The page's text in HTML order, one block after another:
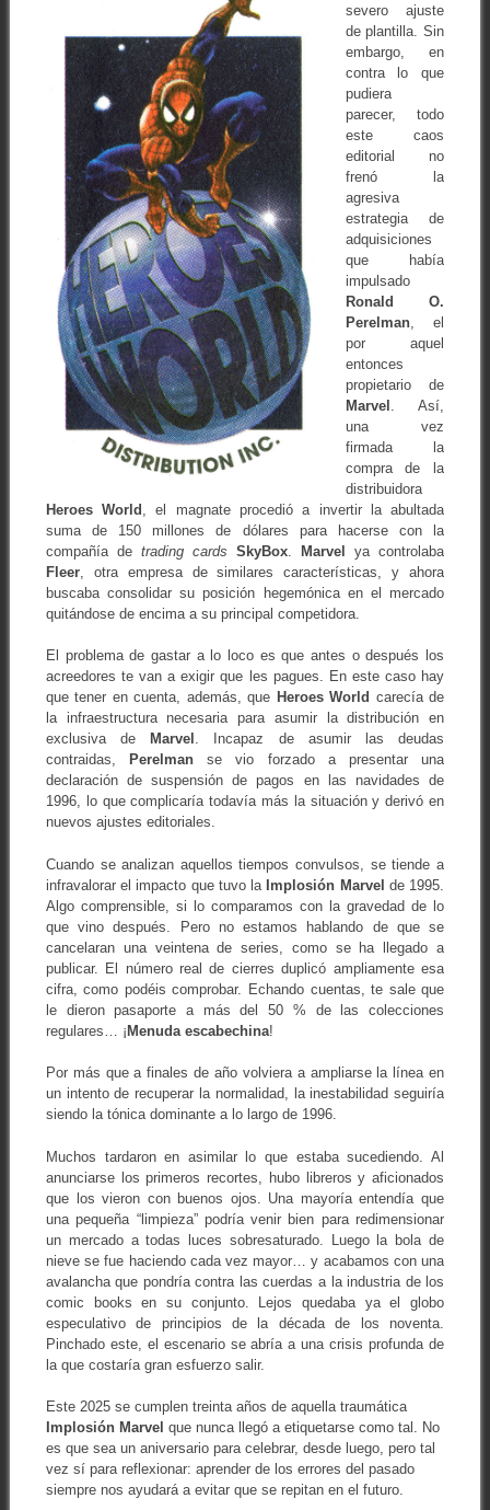
severo ajuste
de plantilla. Sin
embargo, en
contra lo que
pudiera
parecer, todo
este caos
editorial no
frenó la
agresiva
estrategia de
adquisiciones
que había
impulsado
Ronald O.
Perelman, el
por aquel
entonces
propietario de
Marvel
. Así,
una vez
firmada la
compra de la
distribuidora
Heroes World
, el magnate procedió a invertir la abultada
suma de 150 millones de dólares para hacerse con la
compañía de trading cards SkyBox Marvel
ya controlaba
Fleer, otra empresa de similares características, y ahora
buscaba consolidar su posición hegemónica en el mercado
quitándose de encima a su principal competidora.
El problema de gastar a lo loco es que antes o después los
acreedores te van a exigir que les pagues. En este caso hay
que tener en cuenta, además, que Heroes World carecía de
la infraestructura necesaria para asumir la distribución en
exclusiva de
Marvel . Incapaz de asumir las deudas
contraidas,
Perelman se vio forzado a presentar una
declaración de suspensión de pagos en las navidades de
1996, lo que complicaría todavía más la situación y derivó en
nuevos ajustes editoriales.
Cuando se analizan aquellos tiempos convulsos, se tiende a
infravalorar el impacto que tuvo la Implosión Marvel de 1995.
Algo comprensible, si lo comparamos con la gravedad de lo
que vino después. Pero no estamos hablando de que se
cancelaran una veintena de series, como se ha llegado a
publicar. El número real de cierres duplicó ampliamente esa
cifra, como podéis comprobar. Echando cuentas, te sale que
le dieron pasaporte a más del 50 % de las colecciones
regulares… ¡ Menuda escabechina!
Por más que a finales de año volviera a ampliarse la línea en
un intento de recuperar la normalidad, la inestabilidad seguiría
siendo la tónica dominante a lo largo de 1996.
Muchos tardaron en asimilar lo que estaba sucediendo. Al
anunciarse los primeros recortes, hubo libreros y aficionados
que los vieron con buenos ojos. Una mayoría entendía que
una pequeña “limpieza” podría venir bien para redimensionar
un mercado a todas luces sobresaturado. Luego la bola de
nieve se fue haciendo cada vez mayor… y acabamos con una
avalancha que pondría contra las cuerdas a la industria de los
comic books en su conjunto. Lejos quedaba ya el globo
especulativo de principios de la década de los noventa.
Pinchado este, el escenario se abría a una crisis profunda de
la que costaría gran esfuerzo salir.
Este 2025 se cumplen treinta años de aquella traumática
Implosión Marvel que nunca llegó a etiquetarse como tal. No
es que sea un aniversario para celebrar, desde luego, pero tal
vez sí para reflexionar: aprender de los errores del pasado
siempre nos ayudará a evitar que se repitan en el futuro.